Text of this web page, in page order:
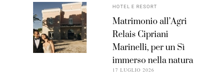
HOTEL E RESORT
Matrimonio all’Agri
Relais Cipriani
Marinelli, per un Sì
immerso nella natura
17 LUGLIO 2026